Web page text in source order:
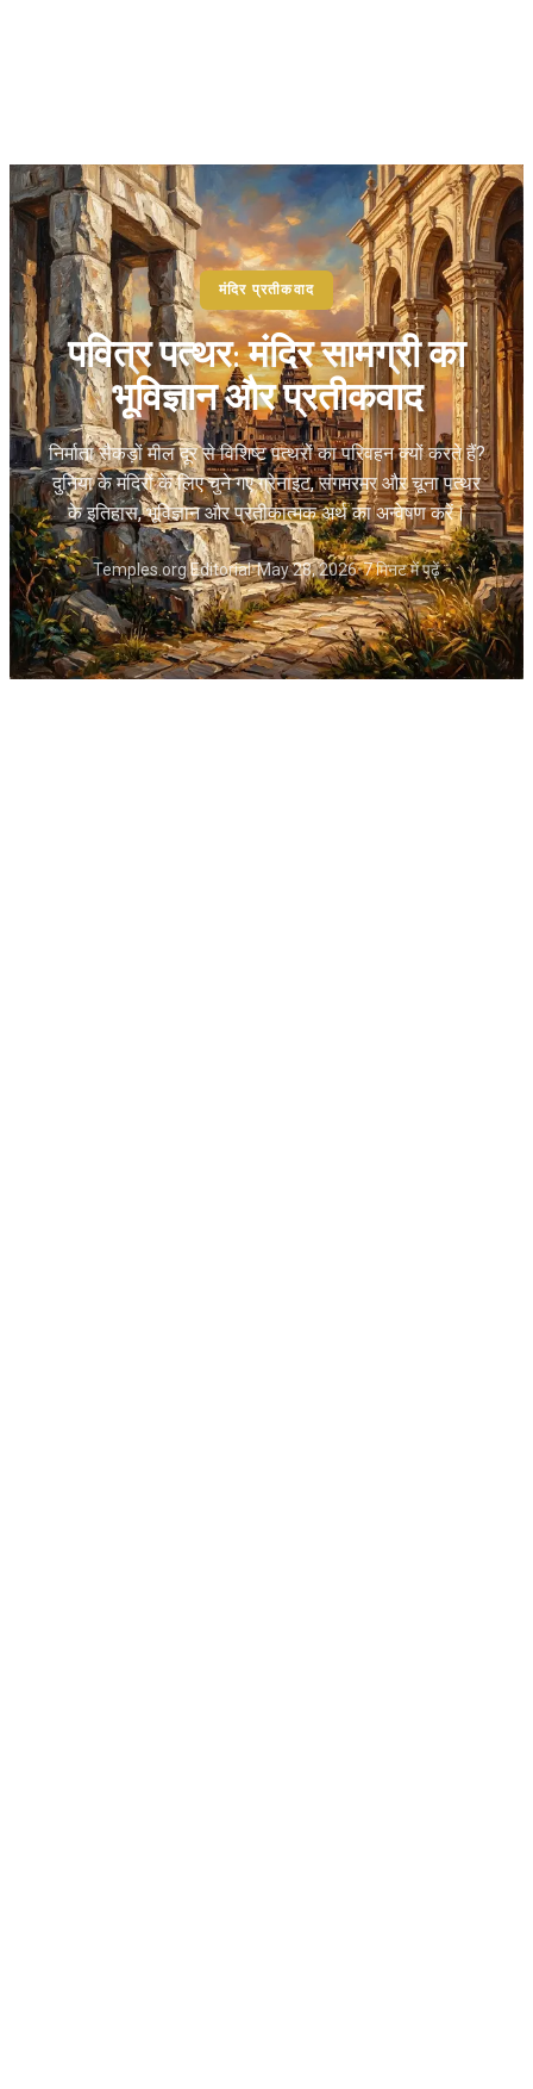
मंदिर प्रतीकवाद
पवित्र पत्थर: मंदिर सामग्री का
भूविज्ञान और प्रतीकवाद
निर्माता सैकड़ों मील दूर से विशिष्ट पत्थरों का परिवहन क्यों करते हैं?
दुनिया के मंदिरों के लिए चुने गए ग्रेनाइट, संगमरमर और चूना पत्थर
के इतिहास, भूविज्ञान और प्रतीकात्मक अर्थ का अन्वेषण करें।
Temples.org Editorial•May 28, 2026•7 मिनट में पढ़ें